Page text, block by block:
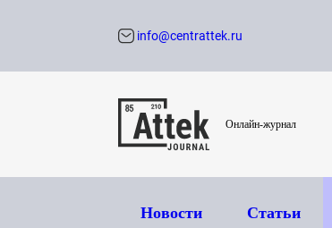
info@centrattek.ru
Онлайн-журнал
Новости Статьи